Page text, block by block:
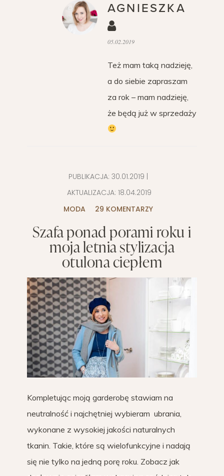
AGNIESZKA
05.02.2019
Też mam taką nadzieję,
a do siebie zapraszam
za rok – mam nadzieję,
że będą już w sprzedaży
PUBLIKACJA: 30.01.2019 |
AKTUALIZACJA: 18.04.2019
MODA
29 KOMENTARZY
Szafa ponad porami roku i
moja letnia stylizacja
otulona ciepłem
Kompletując moją garderobę stawiam na
neutralność i najchętniej wybieram ubrania,
wykonane z wysokiej jakości naturalnych
tkanin. Takie, które są wielofunkcyjne i nadają
się nie tylko na jedną porę roku. Zobacz jak